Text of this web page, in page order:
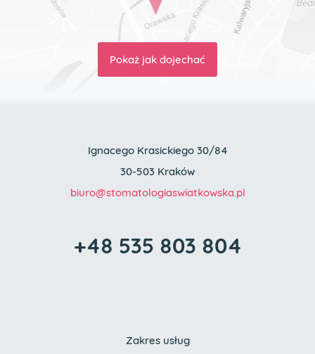
Pokaż jak dojechać
Ignacego Krasickiego 30/84
30-503 Kraków
biuro@stomatologiaswiatkowska.pl
+48 535 803 804
Zakres usług